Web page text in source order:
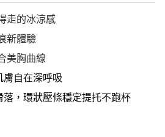
走的冰涼感
新體驗
美胸曲線
膚自在深呼吸
，環狀壓條穩定提托不跑杯